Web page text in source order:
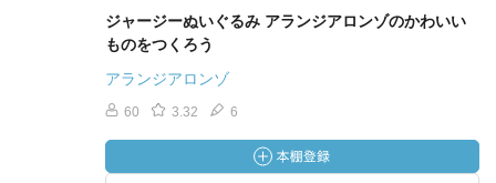
ジャージーぬいぐるみ アランジアロンゾのかわいい
ものをつくろう
アランジアロンゾ
60 3.32 6